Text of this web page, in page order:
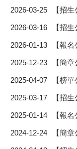
2026-03-25 【招生公
2026-03-16 【招生
2026-01-13 【報名公
2025-12-23 【簡章
2025-04-07 【榜單
2025-03-17 【招生
2025-01-14 【報名公告
2024-12-24 【簡章